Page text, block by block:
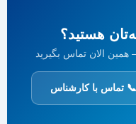
هستید؟
همین الان تماس بگیرید
📞 تماس با کارشناس